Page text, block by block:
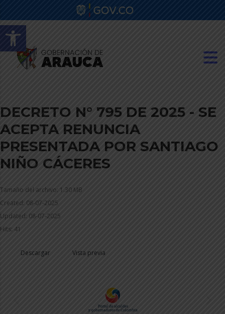
Abrir barra de herramientas
DECRETO N° 795 DE 2025 - SE
ACEPTA RENUNCIA
PRESENTADA POR SANTIAGO
NIÑO CÁCERES
Tamaño del archivo: 1.30 MB
Created: 08-07-2025
Updated: 08-07-2025
Hits: 41
Descargar Vista previa